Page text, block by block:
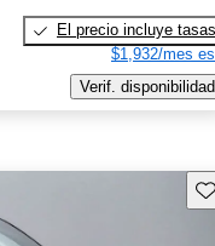
El precio incluye tasas
$1,932/mes
Verif. disponibilidad